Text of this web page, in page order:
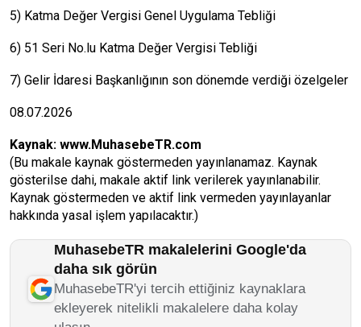
5) Katma Değer Vergisi Genel Uygulama Tebliği
6) 51 Seri No.lu Katma Değer Vergisi Tebliği
7) Gelir İdaresi Başkanlığının son dönemde verdiği özelgeler
08.07.2026
Kaynak: www.MuhasebeTR.com
(Bu makale kaynak göstermeden yayınlanamaz. Kaynak
gösterilse dahi, makale aktif link verilerek yayınlanabilir.
Kaynak göstermeden ve aktif link vermeden yayınlayanlar
hakkında yasal işlem yapılacaktır.)
MuhasebeTR makalelerini Google'da
daha sık görün
MuhasebeTR'yi tercih ettiğiniz kaynaklara
ekleyerek nitelikli makalelere daha kolay